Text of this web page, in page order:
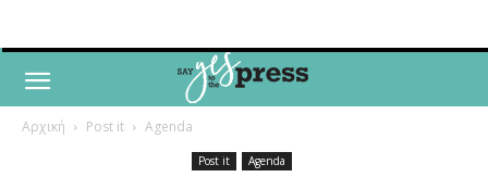
Αρχική Post it Agenda
Post it Agenda